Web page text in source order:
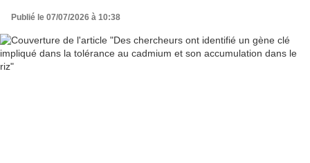
Publié le 07/07/2026 à 10:38